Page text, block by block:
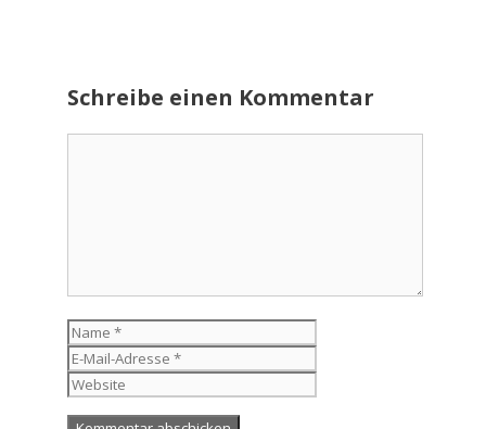
Schreibe einen Kommentar
Name
Mail-
Adresse